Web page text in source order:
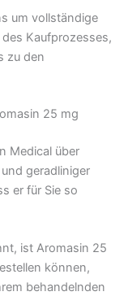
um vollständige
Kaufprozesses,
zu den
25 mg
Medical über
geradliniger
er für Sie so
ist Aromasin 25
können,
behandelnden